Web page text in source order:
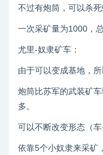
不过有炮筒，可以杀
一次采矿量为1000，
尤里-奴隶矿车：
由于可以变成基地，所
炮筒比苏军的武装矿
多。
可以不断改变形态（
依靠5个小奴隶来采矿